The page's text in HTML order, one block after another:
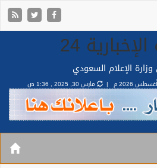
24
الإعلام السعودي
مارس 30, 2025 , 1:36 ص